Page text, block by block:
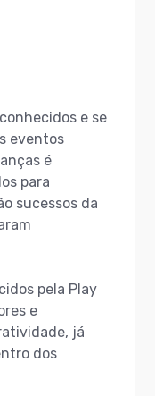
e se
eventos
é
para
sucessos da
pela Play
e
já
dos